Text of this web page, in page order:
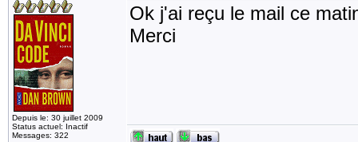
Depuis le: 30 juillet 2009
Status actuel: Inactif
Messages: 322
Ok j'ai reçu le mail ce
Merci